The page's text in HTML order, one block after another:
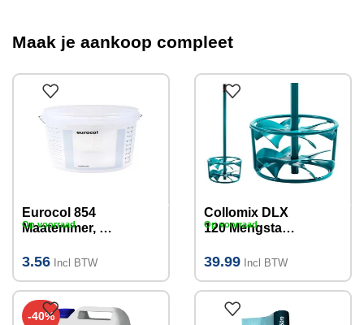
Maak je aankoop compleet
Eurocol 854
Maatemmer, 10
3.56 Incl BTW
Op voorraad
Collomix DLX
120 Mengstaaf
(M/HF)
39.99 Incl BTW
Op voorraad
-40%